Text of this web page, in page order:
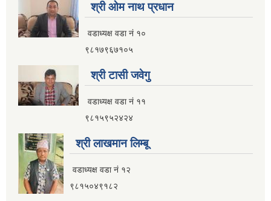
श्री ओम नाथ प्रधान
वडाध्यक्ष वडा नं १०
९८१७९६७१०५
श्री टासी जवेगु
वडाध्यक्ष वडा नं ११
९८१५९५२४२४
श्री लाखमान लिम्बू
वडाध्यक्ष वडा नं १२
९८१५०४९१८२